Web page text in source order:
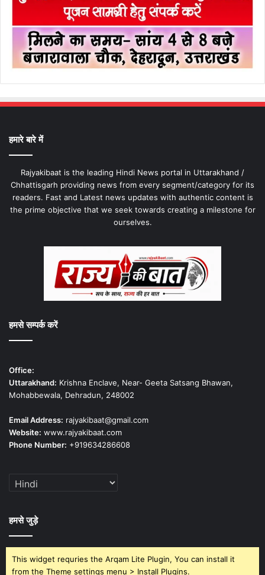
हमारे बारे में
Rajyakibaat is the leading Hindi News portal in Uttarakhand /
Chhattisgarh providing news from every segment/category for its
readers. Fast and Latest news updates with authentic content is
the prime objective that we seek towards creating a milestone for
ourselves.
हमसे सम्पर्क करें
Office:
Uttarakhand: Krishna Enclave, Near- Geeta Satsang Bhawan,
Mohabbewala, Dehradun, 248002
Email Address: rajyakibaat@gmail.com
Website: www.rajyakibaat.com
Phone Number: +919634286608
हमसे जुड़े
This widget requries the Arqam Lite Plugin, You can install it
from the Theme settings menu > Install Plugins.